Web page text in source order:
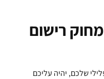
רישום
שלכם, יהיה עליכם